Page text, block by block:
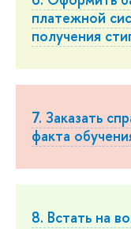
платежной
получения
7. Заказать
факта
8. Встать на